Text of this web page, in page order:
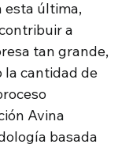
esta última,
a
tan grande,
cantidad de
Avina
basada